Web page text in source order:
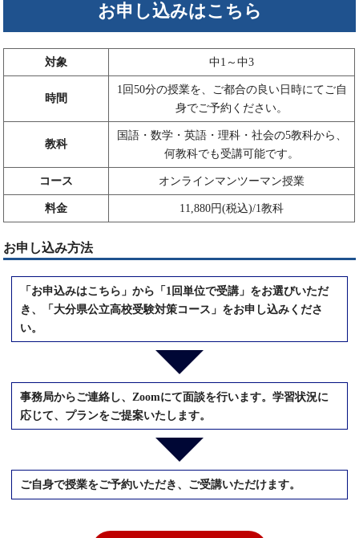
お申し込みはこちら
対象 中1～中3
時間
1回50分の授業を、ご都合の良い日時にてご自
身でご予約ください。
教科
国語・数学・英語・理科・社会の5教科から、
何教科でも受講可能です。
コース オンラインマンツーマン授業
料金 11,880円(税込)/1教科
お申し込み方法
「お申込みはこちら」から「1回単位で受講」をお選びいただ
き、「大分県公立高校受験対策コース」をお申し込みくださ
い。
事務局からご連絡し、Zoomにて面談を行います。学習状況に
応じて、プランをご提案いたします。
ご自身で授業をご予約いただき、ご受講いただけます。